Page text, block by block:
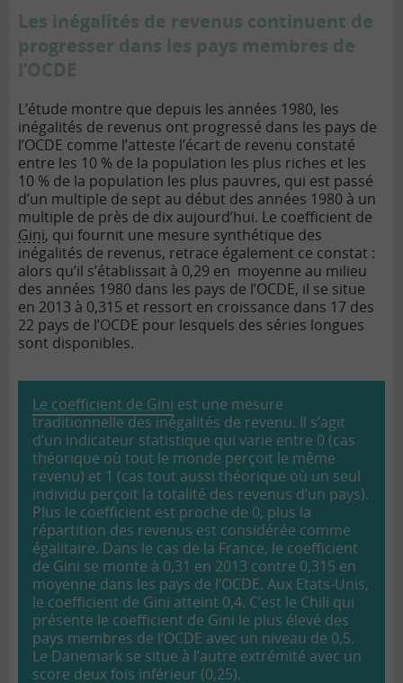
Les inégalités de revenus continuent de
progresser dans les pays membres de
l’OCDE
L’étude montre que depuis les années 1980, les
inégalités de revenus ont progressé dans les pays de
l’OCDE comme l’atteste l’écart de revenu constaté
entre les 10 % de la population les plus riches et les
10 % de la population les plus pauvres, qui est passé
d’un multiple de sept au début des années 1980 à un
multiple de près de dix aujourd’hui. Le coefficient de
Gini, qui fournit une mesure synthétique des
inégalités de revenus, retrace également ce constat :
alors qu’il s’établissait à 0,29 en moyenne au milieu
des années 1980 dans les pays de l’OCDE, il se situe
en 2013 à 0,315 et ressort en croissance dans 17 des
22 pays de l’OCDE pour lesquels des séries longues
sont disponibles.
Le coefficient de Gini est une mesure
traditionnelle des inégalités de revenu. Il s’agit
d’un indicateur statistique qui varie entre 0 (cas
théorique où tout le monde perçoit le même
revenu) et 1 (cas tout aussi théorique où un seul
individu perçoit la totalité des revenus d’un pays).
Plus le coefficient est proche de 0, plus la
répartition des revenus est considérée comme
égalitaire. Dans le cas de la France, le coefficient
de Gini se monte à 0,31 en 2013 contre 0,315 en
moyenne dans les pays de l’OCDE. Aux Etats-Unis,
le coefficient de Gini atteint 0,4. C’est le Chili qui
présente le coefficient de Gini le plus élevé des
pays membres de l’OCDE avec un niveau de 0,5.
Le Danemark se situe à l’autre extrémité avec un
score deux fois inférieur (0,25).